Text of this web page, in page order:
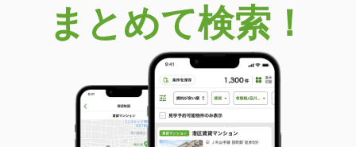
まとめて検索！